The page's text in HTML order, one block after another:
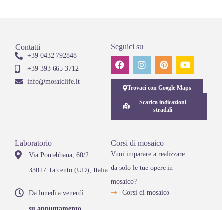
Contatti
+39 0432 792848
+39 393 665 3712
info@mosaiclife.it
Seguici su
Trovaci con Google Maps
Scarica indicazioni
stradali
Laboratorio
Via Pontebbana, 60/2
33017 Tarcento (UD), Italia
Da lunedì a venerdì
su appuntamento
Corsi di mosaico
Vuoi imparare a realizzare
da solo le tue opere in
mosaico?
Corsi di mosaico